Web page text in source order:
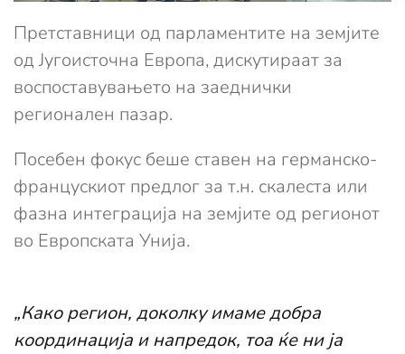
Претставници од парламентите на земјите
од Југоисточна Европа, дискутираат за
воспоставувањето на заеднички
регионален пазар.
Посебен фокус беше ставен на германско-
францускиот предлог за т.н. скалеста или
фазна интеграција на земјите од регионот
во Европската Унија.
„Како регион, доколку имаме добра
координација и напредок, тоа ќе ни ја